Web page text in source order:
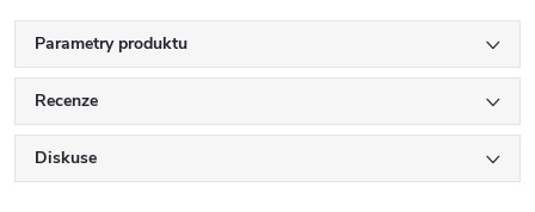
Parametry produktu
Recenze
Diskuse